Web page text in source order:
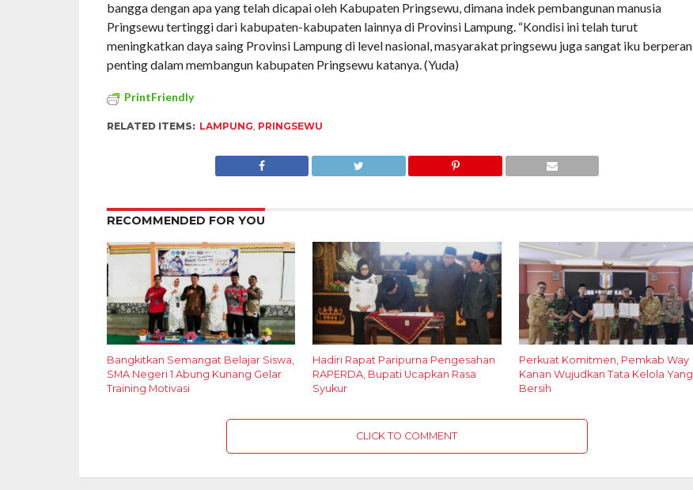
bangga dengan apa yang telah dicapai oleh Kabupaten Pringsewu, dimana indek pembangunan manusia
Pringsewu tertinggi dari kabupaten-kabupaten lainnya di Provinsi Lampung. “Kondisi ini telah turut
meningkatkan daya saing Provinsi Lampung di level nasional, masyarakat pringsewu juga sangat iku berperan
penting dalam membangun kabupaten Pringsewu katanya. (Yuda)
PrintFriendly
RELATED ITEMS: LAMPUNG PRINGSEWU
RECOMMENDED FOR YOU
Bangkitkan Semangat Belajar Siswa,
SMA Negeri 1 Abung Kunang Gelar
Training Motivasi
Hadiri Rapat Paripurna Pengesahan
RAPERDA, Bupati Ucapkan Rasa
Syukur
Perkuat Komitmen, Pemkab Way
Kanan Wujudkan Tata Kelola Yang
Bersih
CLICK TO COMMENT